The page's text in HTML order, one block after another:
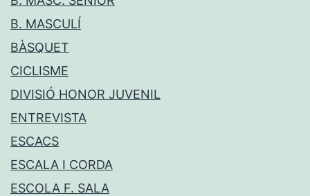
B. MASCULÍ
BÀSQUET
CICLISME
DIVISIÓ HONOR JUVENIL
ENTREVISTA
ESCACS
ESCALA I CORDA
ESCOLA F. SALA